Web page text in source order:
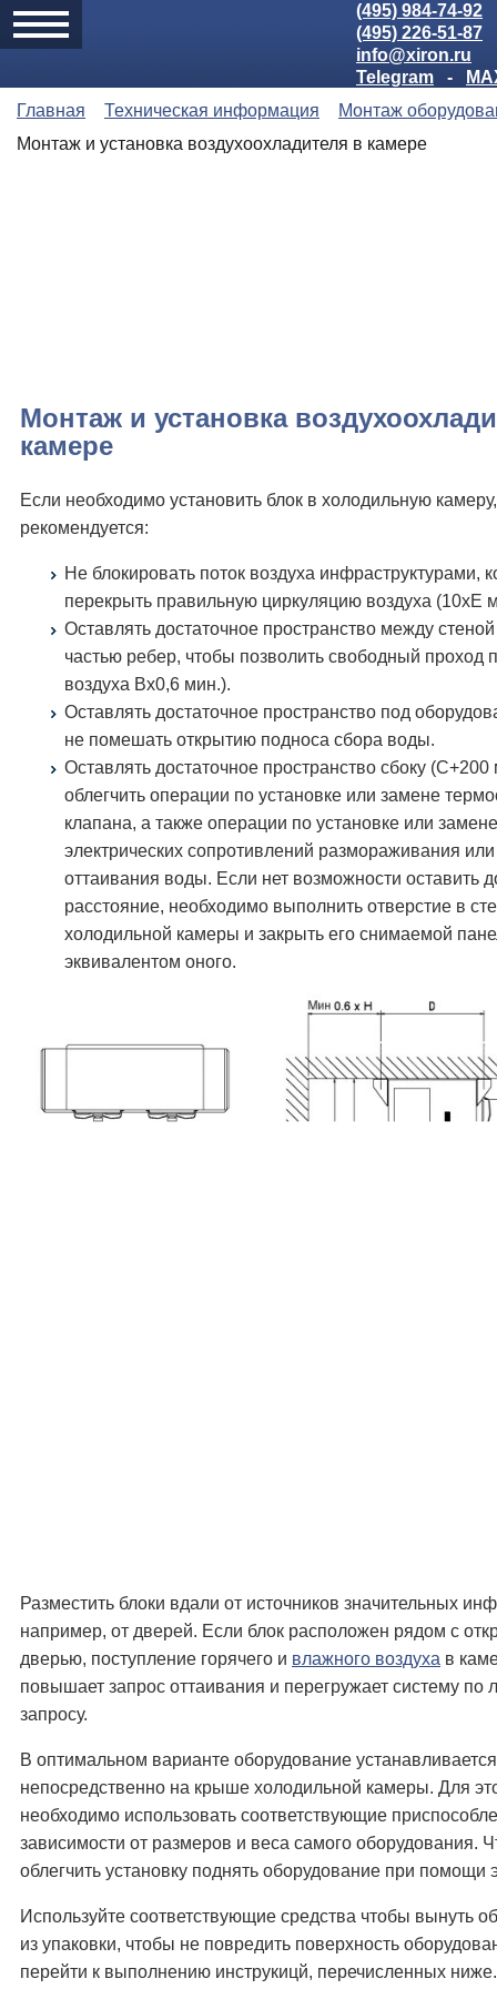
(495) 984-74-92
(495) 226-51-87
info@xiron.ru
Telegram
-
Главная
Техническая информация
Монтаж
Монтаж и установка воздухоохладителя в камере
Монтаж и установка
камере
Если необходимо установить блок в холодильную камеру,
рекомендуется:
Не блокировать поток воздуха инфраструктурами,
перекрыть правильную циркуляцию воздуха (10xE
Оставлять достаточное пространство между
частью ребер, чтобы позволить свободный проход
воздуха Вx0,6 мин.).
Оставлять достаточное пространство под
не помешать открытию подноса сбора воды.
Оставлять достаточное пространство сбоку
облегчить операции по установке или замене
клапана, а также операции по установке или замене
электрических сопротивлений размораживания
оттаивания воды. Если нет возможности оставить
расстояние, необходимо выполнить отверстие в
холодильной камеры и закрыть его снимаемой
эквивалентом оного.
Разместить блоки вдали от источников значительных
например, от дверей. Если блок расположен рядом с
дверью, поступление горячего и влажного воздуха в
повышает запрос оттаивания и перегружает систему по
запросу.
В оптимальном варианте оборудование устанавливается
непосредственно на крыше холодильной камеры. Для
необходимо использовать соответствующие
зависимости от размеров и веса самого оборудования.
облегчить установку поднять оборудование при помощи
Используйте соответствующие средства чтобы вынуть
из упаковки, чтобы не повредить поверхность
перейти к выполнению инструкицй, перечисленных ниже.